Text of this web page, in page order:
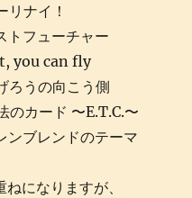
リナイ！
トフューチャー
you can fly
ろうの向こう側
のカード 〜E.T.C.〜
ンブレンドのテーマ
ねになりますが、